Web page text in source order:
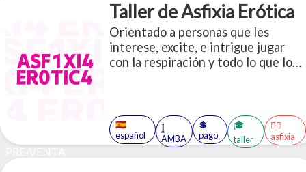
Taller de Asfixia Erótica
Orientado a personas que les
interese, excite, e intrigue jugar
con la respiración y todo lo que lo
🇪🇸
español
𓉶
AMBA
💲
pago
🎓
taller
😶‍🌫️
asfixia
PRE-VENTA